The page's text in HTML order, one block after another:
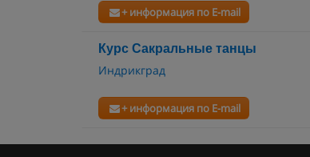
+ информация по E-mail
Курс Сакральные танцы
Индрикград
+ информация по E-mail